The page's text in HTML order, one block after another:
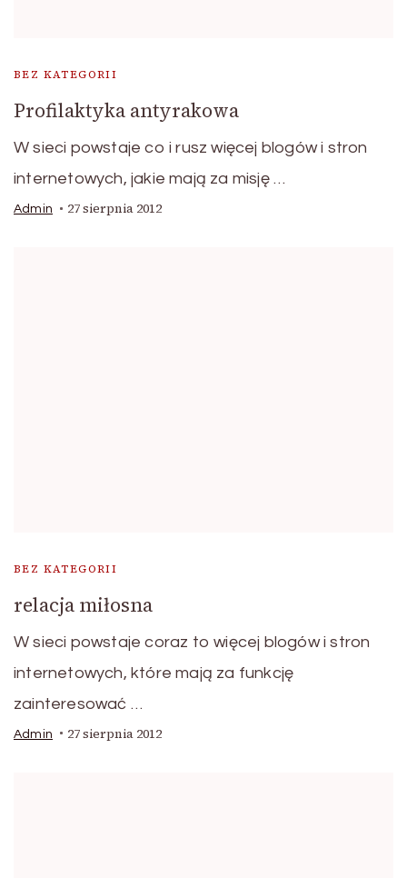
BEZ KATEGORII
Profilaktyka antyrakowa
W sieci powstaje co i rusz więcej blogów i stron
internetowych, jakie mają za misję …
Admin 27 sierpnia 2012
BEZ KATEGORII
relacja miłosna
W sieci powstaje coraz to więcej blogów i stron
internetowych, które mają za funkcję
zainteresować …
Admin 27 sierpnia 2012